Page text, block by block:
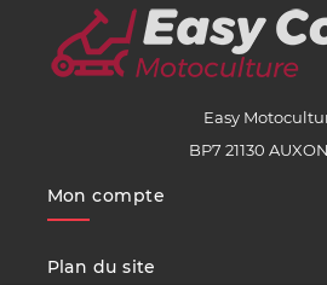
Easy
BP7 21130
Mon compte
Plan du site